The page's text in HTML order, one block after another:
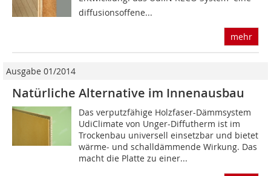
diffusionsoffene...
mehr
Ausgabe 01/2014
Natürliche Alternative im Innenausbau
Das verputzfähige Holzfaser-Dämmsystem
UdiClimate von Unger-­Diffutherm ist im
Trockenbau universell einsetzbar und bietet
wärme- und schalldämmende Wirkung. Das
macht die Platte zu einer...